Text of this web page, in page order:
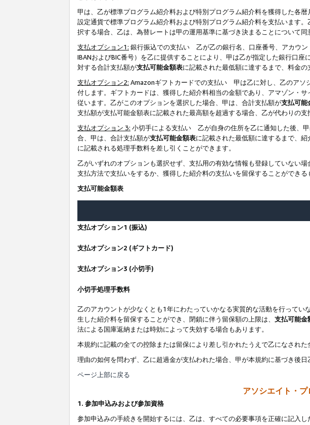
甲は、乙が標準プログラム紹介料および特別プログラム紹介料を獲得した各
設定通貨で標準プログラム紹介料および特別プログラム紹介料を支払います
択する場合、乙は、為替レートは甲の運用基準に基づき決まることについて同
支払オプション1: 銀行振込での支払い 乙が乙の銀行名、口座番号、アカウン
IBANおよびBIC番号）を乙に提供することにより、甲は乙が指定した銀行口
対する合計支払額が支払可能金額表に記載された最低額に達するまで、料金の
支払オプション2: Amazonギフトカードでの支払い 甲は乙に対し、乙のアソ
付します。ギフトカードは、獲得した紹介料相当の金額であり、アマゾン・
従います。乙がこのオプションを選択した場合、甲は、合計支払額が支払可能
支払額が支払可能金額表に記載された最高額を超過する場合、乙が代わりの
支払オプション 3: 小切手による支払い 乙が自身の住所を乙に通知した後、
合、甲は、合計支払額が支払可能金額表に記載された最低額に達するまで、
に記載される処理手数料を差し引くことができます。
乙がいずれのオプションも選択せず、支払用の有効な情報も登録していない
支払方法で支払いをするか、獲得した紹介料の支払いを留保することができる
支払可能金額表
支払オプション1 (振込)
支払オプション2 (ギフトカード)
支払オプション3 (小切手)
小切手処理手数料
乙のアカウントが少なくとも1年にわたっていかなる実質的な活動を行って
生した紹介料を留保することができ、閉鎖に伴う留保額の上限は、 支払可能金
法による国庫返納または時効によって失効する場合もあります。
本規約に記載の全ての控除または留保により差し引かれたうえで乙になされ
理由の如何を問わず、乙に超過金が支払われた場合、甲が本規約に基づき後
ページ上部に戻る
アソシエイト・プ
1. 参加申込みおよび参加資格
参加申込みの手続きを開始するには、乙は、すべての必要事項を正確に記入